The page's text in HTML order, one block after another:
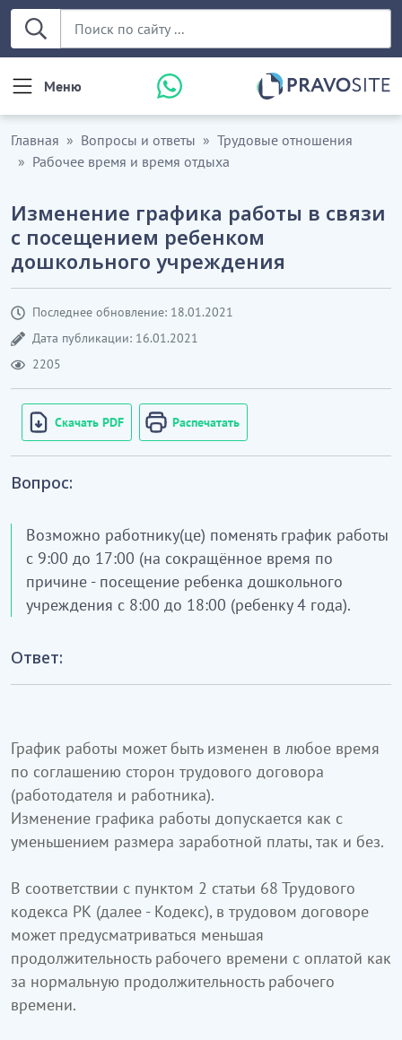
Меню
Главная Вопросы и ответы
Трудовые отношения
Рабочее время и время отдыха
Изменение графика работы в связи
с посещением ребенком
дошкольного учреждения
Последнее обновление: 18.01.2021
Дата публикации: 16.01.2021
2205
Скачать PDF Распечатать
Вопрос:
Возможно работнику(це) поменять график работы
с 9:00 до 17:00 (на сокращённое время по
причине - посещение ребенка дошкольного
учреждения с 8:00 до 18:00 (ребенку 4 года).
Ответ:
График работы может быть изменен в любое время
по соглашению сторон трудового договора
(работодателя и работника).
Изменение графика работы допускается как с
уменьшением размера заработной платы, так и без.
В соответствии с пунктом 2 статьи 68 Трудового
кодекса РК (далее - Кодекс), в трудовом договоре
может предусматриваться меньшая
продолжительность рабочего времени с оплатой как
за нормальную продолжительность рабочего
времени.